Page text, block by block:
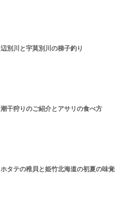
辺別川と宇莫別川の梯子釣り
潮干狩りのご紹介とアサリの食べ方
ホタテの稚貝と姫竹北海道の初夏の味覚